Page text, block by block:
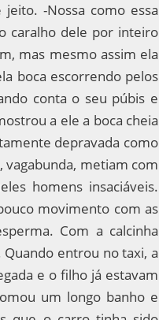
-Nossa como essa
caralho dele por inteiro
mas mesmo assim ela
boca escorrendo pelos
conta o seu púbis e
a ele a boca cheia
depravada como
vagabunda, metiam com
homens insaciáveis.
movimento com as
Com a calcinha
entrou no taxi, a
e o filho já estavam
um longo banho e